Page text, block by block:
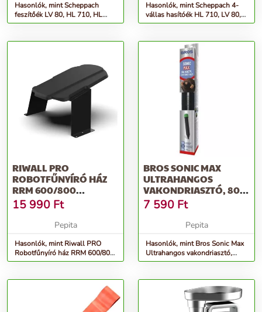
Hasonlók, mint Scheppach
feszítőék LV 80, HL 710, HL
800, HL 800e, HL 810, HL 81...
Hasonlók, mint Scheppach 4-
vállas hasítóék HL 710, LV 80,
HL 800, HL 800e, HL 81...
RIWALL PRO
ROBOTFŰNYÍRÓ HÁZ
RRM 600/800
MODELLEKHEZ
15 990 Ft
Pepita
Hasonlók, mint Riwall PRO
Robotfűnyíró ház RRM 600/800
modellekhez
BROS SONIC MAX
ULTRAHANGOS
VAKONDRIASZTÓ, 800-
1000M2 HATÓTERÜLET
7 590 Ft
Pepita
Hasonlók, mint Bros Sonic Max
Ultrahangos vakondriasztó,
800-1000m2 hatóterület